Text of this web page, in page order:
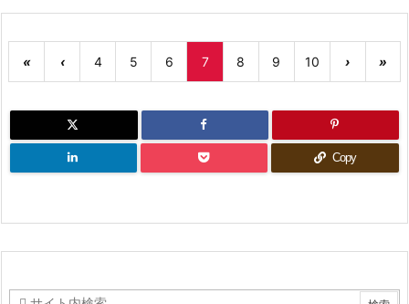
« ‹ 4 5 6 7 8 9 10 › »
Copy